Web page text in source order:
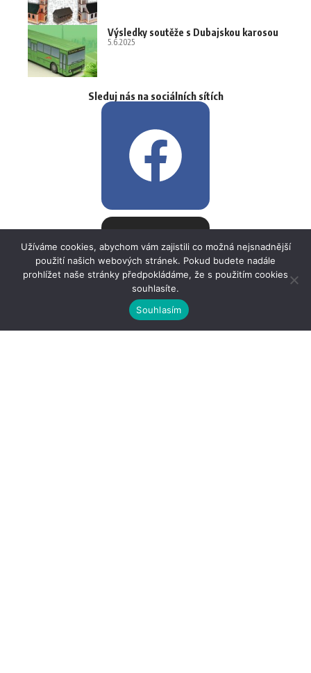
Výsledky soutěže s Dubajskou karosou
5.6.2025
Sleduj nás na sociálních sítích
Užíváme cookies, abychom vám zajistili co možná nejsnadnější
použití našich webových stránek. Pokud budete nadále
prohlížet naše stránky předpokládáme, že s použitím cookies
souhlasíte.
Souhlasím